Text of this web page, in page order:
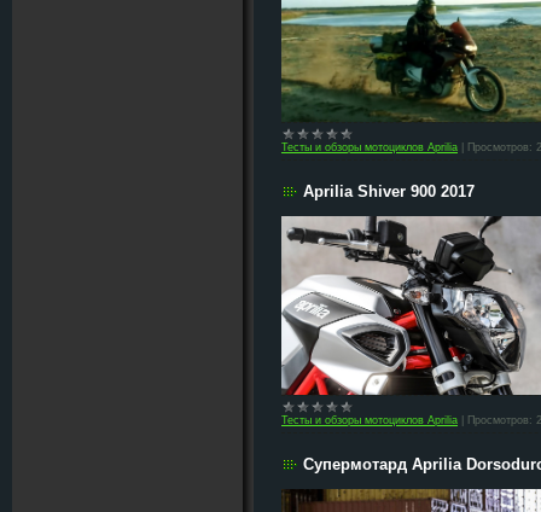
Тесты и обзоры мотоциклов Aprilia Просмотров:
Aprilia Shiver 900 2017
Тесты и обзоры мотоциклов Aprilia Просмотров:
Cупермотард Aprilia